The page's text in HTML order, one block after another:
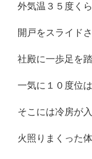
外気温３５度く
開戸をスライドさ
社殿に一歩足を
一気に１０度位
そこには冷房が
火照りまくった